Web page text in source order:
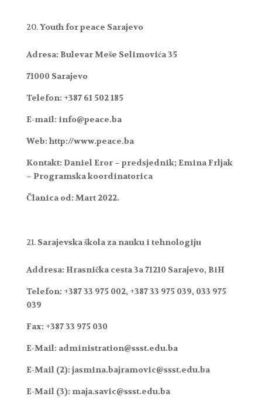
Youth for peace Sarajevo
Adresa: Bulevar Meše Selimovića 35
71000 Sarajevo
Telefon: +387 61 502 185
E-mail: info@peace.ba
Web: http://www.peace.ba
Kontakt: Daniel Eror – predsjednik; Emina Frljak
– Programska koordinatorica
Članica od: Mart 2022.
Sarajevska škola za nauku i tehnologiju
Addresa: Hrasnička cesta 3a 71210 Sarajevo, BiH
Telefon: +387 33 975 002, +387 33 975 039, 033 975
039
Fax: +387 33 975 030
E-Mail: administration@ssst.edu.ba
E-Mail (2): jasmina.bajramovic@ssst.edu.ba
E-Mail (3): maja.savic@ssst.edu.ba